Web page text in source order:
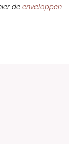
de enveloppen.